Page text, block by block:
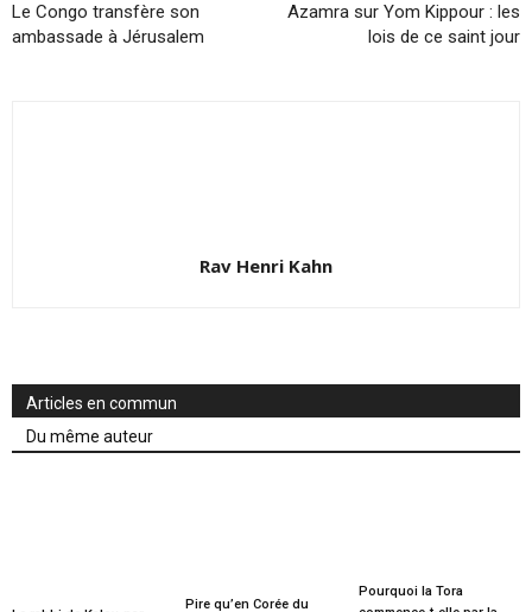
Le Congo transfère son
ambassade à Jérusalem
Azamra sur Yom Kippour : les
lois de ce saint jour
Rav Henri Kahn
Articles en commun
Du même auteur
Pire qu’en Corée du
Pourquoi la Tora